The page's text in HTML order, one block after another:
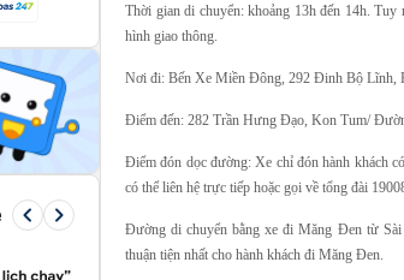
keyboard_arrow_leftkeyboard_arrow_right
Thời gian di chuyển: khoảng 13h đến 14h.
hình giao thông.
Nơi đi: Bến Xe Miền Đông, 292 Đinh Bộ Lĩnh,
Điểm đến: 282 Trần Hưng Đạo, Kon Tum/
Điểm đón dọc đường: Xe chỉ đón hành khách
có thể liên hệ trực tiếp hoặc gọi về tổng đài
Đường di chuyển bằng xe đi Măng Đen từ
thuận tiện nhất cho hành khách đi Măng Đen.